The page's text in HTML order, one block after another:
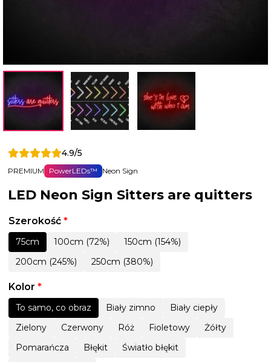
4.9/5
PREMIUM PowerLEDs™ Neon Sign
LED Neon Sign Sitters are quitters
Szerokość *
75cm 100cm (72%)
150cm (154%)
200cm (245%)
250cm (380%)
Kolor *
To samo, co obraz Biały zimno
Biały ciepły
Zielony
Czerwony Róż Fioletowy
Żółty
Pomarańcza
Błękit
Światło błękit